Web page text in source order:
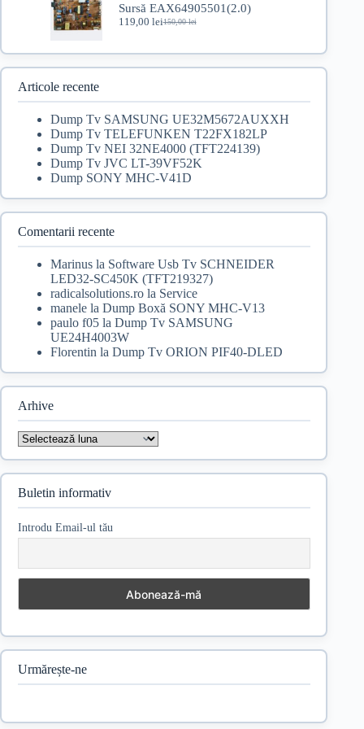
140,00 lei.
Sursă EAX64905501(2.0)
150,00lei
Prețul
a
fost:
119,00 leiPrețul
este:
119,00 lei.
Articole recente
Dump Tv SAMSUNG UE32M5672AUXXH
Dump Tv TELEFUNKEN T22FX182LP
Dump Tv NEI 32NE4000 (TFT224139)
Dump Tv JVC LT-39VF52K
Dump SONY MHC-V41D
Comentarii recente
Marinusla Software Usb Tv SCHNEIDER
LED32-SC450K (TFT219327)
radicalsolutions.rola Service
manelela Dump Boxă SONY MHC-V13
paulo f05la Dump Tv SAMSUNG
UE24H4003W
Florentin la Dump Tv ORION PIF40-DLED
Arhive
Arhive
Buletin informativ
Introdu Email-ul tău
Urmărește-ne